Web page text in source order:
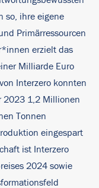
so, ihre eigene
Primärressourcen
erzielt das
Milliarde Euro
Interzero konnten
2023 1,2 Millionen
Tonnen
eingespart
ist Interzero
2024 sowie